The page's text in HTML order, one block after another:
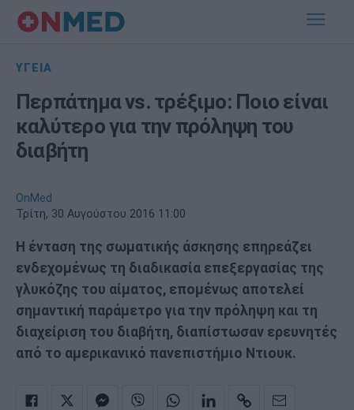
ΥΓΕΙΑ
Περπάτημα vs. τρέξιμο: Ποιο είναι
καλύτερο για την πρόληψη του
διαβήτη
OnMed
Τρίτη, 30 Αυγούστου 2016 11:00
Η ένταση της σωματικής άσκησης επηρεάζει
ενδεχομένως τη διαδικασία επεξεργασίας της
γλυκόζης του αίματος, επομένως αποτελεί
σημαντική παράμετρο για την πρόληψη και τη
διαχείριση του διαβήτη, διαπίστωσαν ερευνητές
από το αμερικανικό πανεπιστήμιο Ντιουκ.